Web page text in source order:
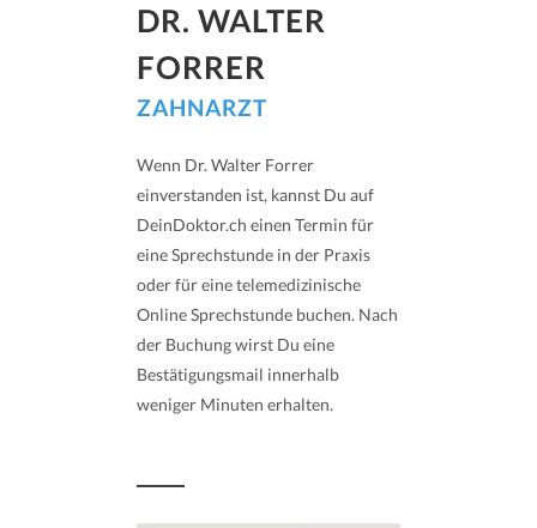
DR. WALTER
FORRER
ZAHNARZT
Wenn Dr. Walter Forrer
einverstanden ist, kannst Du auf
DeinDoktor.ch einen Termin für
eine Sprechstunde in der Praxis
oder für eine telemedizinische
Online Sprechstunde buchen. Nach
der Buchung wirst Du eine
Bestätigungsmail innerhalb
weniger Minuten erhalten.